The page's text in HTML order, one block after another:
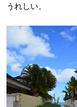
うれしい。